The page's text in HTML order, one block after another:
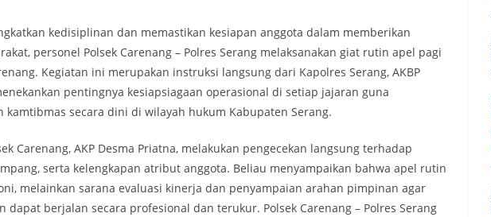
kedisiplinan dan memastikan kesiapan anggota dalam memberikan
personel Polsek Carenang – Polres Serang melaksanakan giat rutin apel pagi
Kegiatan ini merupakan instruksi langsung dari Kapolres Serang, AKBP
pentingnya kesiapsiagaan operasional di setiap jajaran guna
kamtibmas secara dini di wilayah hukum Kabupaten Serang.
Carenang, AKP Desma Priatna, melakukan pengecekan langsung terhadap
serta kelengkapan atribut anggota. Beliau menyampaikan bahwa apel rutin
melainkan sarana evaluasi kinerja dan penyampaian arahan pimpinan agar
dapat berjalan secara profesional dan terukur. Polsek Carenang – Polres Serang